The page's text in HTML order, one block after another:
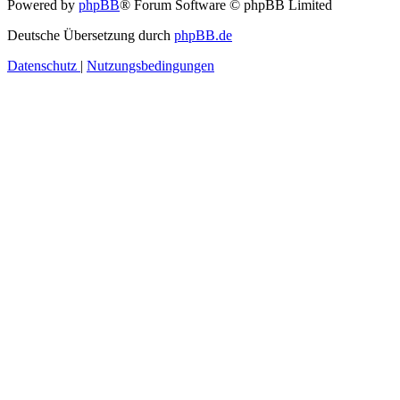
Powered by phpBB® Forum Software © phpBB Limited
Deutsche Übersetzung durch phpBB.de
Datenschutz | Nutzungsbedingungen